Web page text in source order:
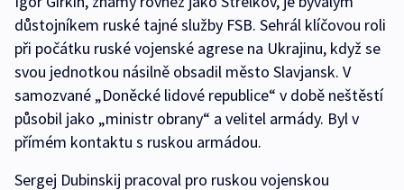
důstojníkem ruské tajné služby FSB. Sehrál klíčovou roli
při počátku ruské vojenské agrese na Ukrajinu, když se
svou jednotkou násilně obsadil město Slavjansk. V
samozvané „Doněcké lidové republice“ v době neštěstí
působil jako „ministr obrany“ a velitel armády. Byl v
přímém kontaktu s ruskou armádou.
Sergej Dubinskij pracoval pro ruskou vojenskou